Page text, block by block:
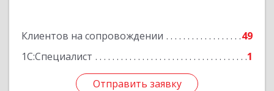
Клиентов на сопровождении
49
1С:Специалист
1
Отправить заявку
Отправить заявку